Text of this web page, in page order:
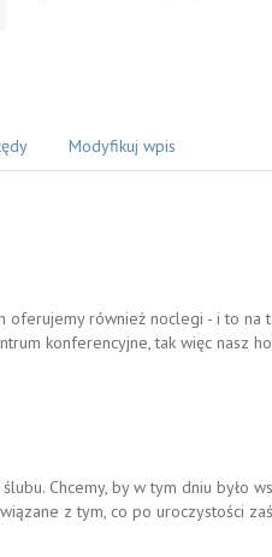
Modyfikuj wpis
oferujemy również noclegi - i to
konferencyjne, tak więc nasz
Chcemy, by w tym dniu było
z tym, co po uroczystości